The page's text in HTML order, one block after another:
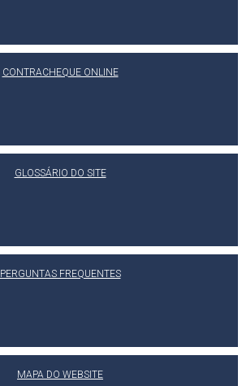
CONTRACHEQUE ONLINE
GLOSSÁRIO DO SITE
PERGUNTAS FREQUENTES
MAPA DO WEBSITE